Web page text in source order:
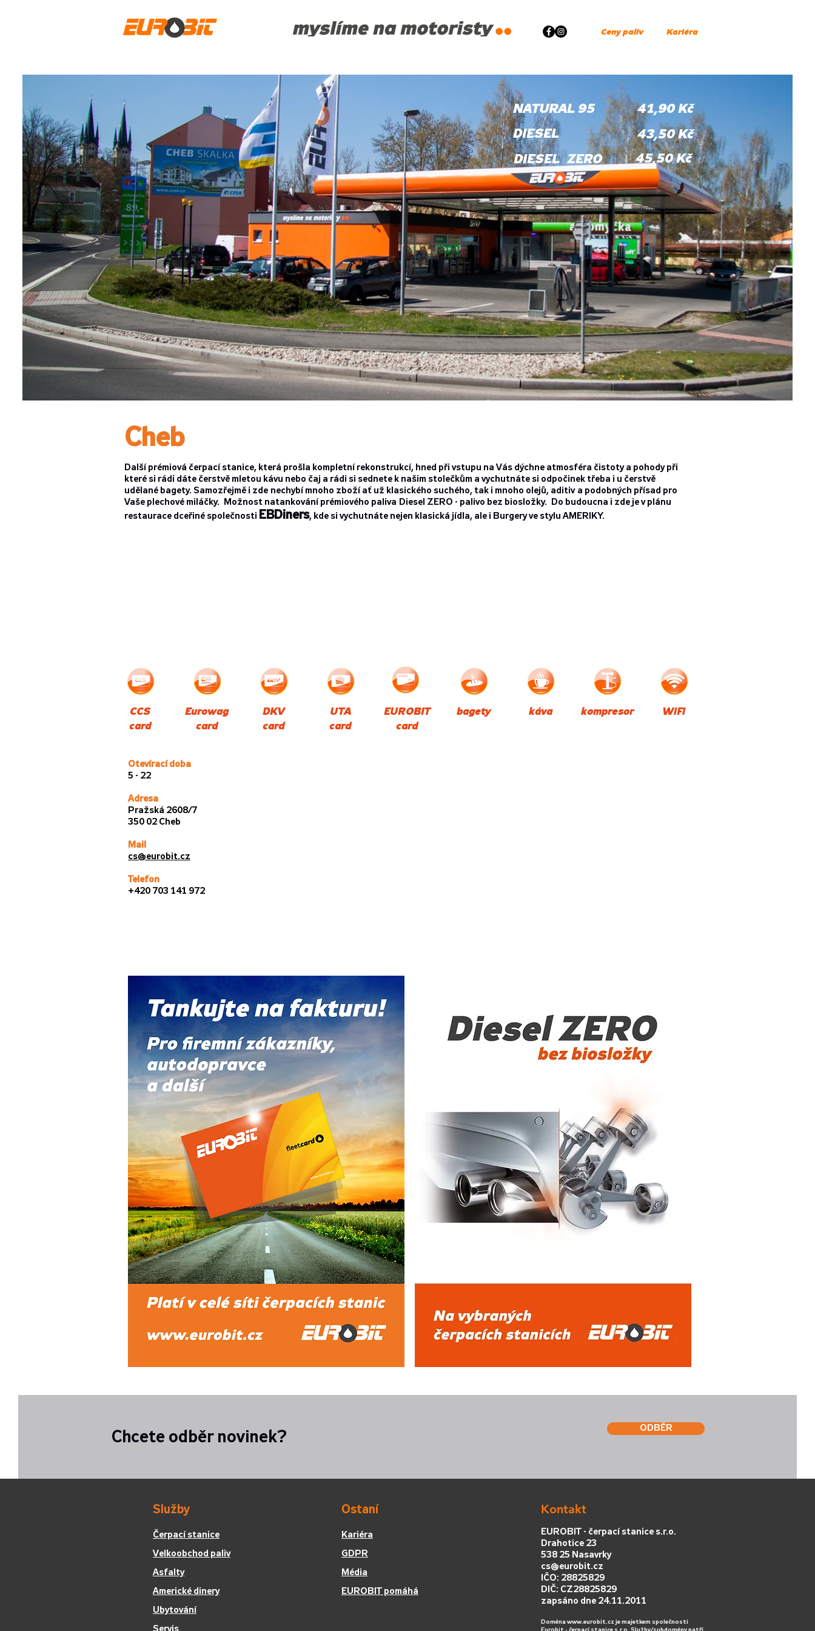
Ceny paliv Kariéra
DIESEL
NATURAL 95
DIESEL ZERO
41,90 Kč
43,50 Kč
45,50 Kč
Cheb
Další prémiová čerpací stanice, která prošla kompletní rekonstrukcí, hned při vstupu na Vás dýchne atmosféra čistoty a pohody při
které si rádi dáte čerstvě mletou kávu nebo čaj a rádi si sednete k našim stolečkům a vychutnáte si odpočinek třeba i u čerstvě
udělané bagety. Samozřejmě i zde nechybí mnoho zboží ať už klasického suchého, tak i mnoho olejů, aditiv a podobných přísad pro
Vaše plechové miláčky. Možnost natankování prémiového paliva Diesel ZERO - palivo bez biosložky. Do budoucna i zde je v plánu
restaurace dceřiné společnosti EBDiners, kde si vychutnáte nejen klasická jídla, ale i Burgery ve stylu AMERIKY.
CCS
card
Eurowag
card
DKV
card
UTA
card
EUROBIT
card
bagety káva kompresor WiFi
Otevírací doba
5 - 22
Adresa
Pražská 2608/7
350 02 Cheb
Mail
cs@eurobit.cz
Telefon
+420 703 141 972
Chcete odběr novinek?
ODBĚR
Služby
Čerpací stanice
Velkoobchod paliv
Asfalty
Americké dinery
Ubytování
Servis
Ostaní
Kariéra
GDPR
Média
EUROBIT pomáhá
Kontakt
EUROBIT - čerpací stanice s.r.o.
Drahotice 23
538 25 Nasavrky
cs@eurobit.cz
IČO: 28825829
DIČ: CZ28825829
zapsáno dne 24.11.2011
Doména www.eurobit.cz je majetkem společnosti